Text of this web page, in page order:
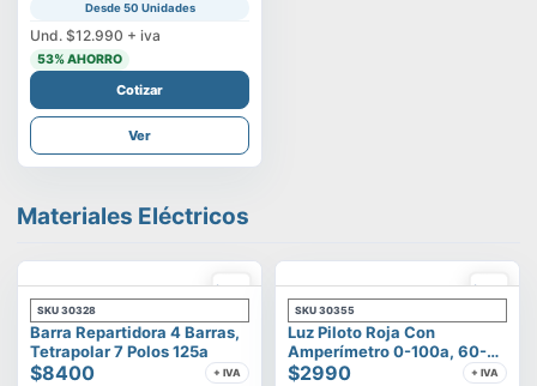
Desde 50 Unidades
Und. $12.990 + iva
53% AHORRO
Cotizar
Ver
Materiales Eléctricos
SKU 30328
Barra Repartidora 4 Barras,
Tetrapolar 7 Polos 125a
$8400 + IVA
SKU 30355
Luz Piloto Roja Con
Amperímetro 0-100a, 60-
500v
$2990 + IVA